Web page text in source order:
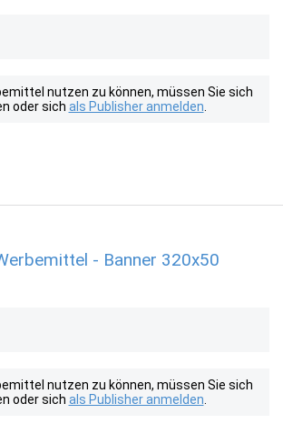
nutzen zu können, müssen Sie sich
oder sich als Publisher anmelden
- Banner 320x50
nutzen zu können, müssen Sie sich
oder sich als Publisher anmelden